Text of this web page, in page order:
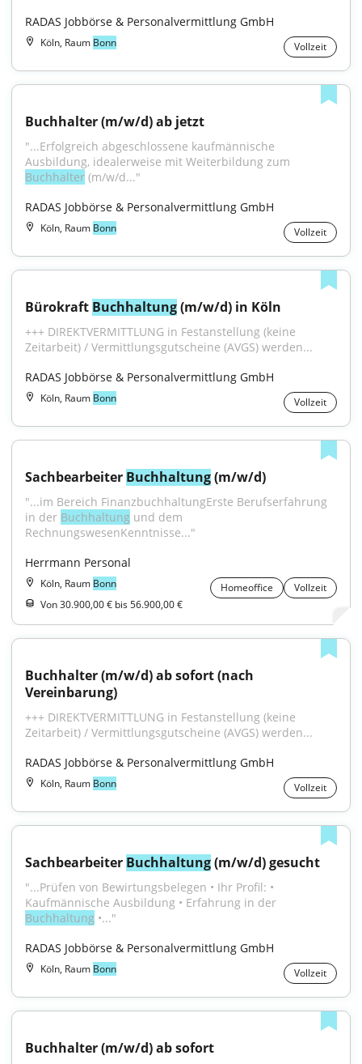
RADAS Jobbörse & Personalvermittlung GmbH
Köln, Raum Bonn Vollzeit
Buchhalter (m/w/d) ab jetzt
"...Erfolgreich abgeschlossene kaufmännische
Buchhalter (m/w/d..."
RADAS Jobbörse & Personalvermittlung GmbH
Köln, Raum Bonn Vollzeit
Bürokraft Buchhaltung (m/w/d) in Köln
+++ DIREKTVERMITTLUNG in Festanstellung (keine
Zeitarbeit) / Vermittlungsgutscheine (AVGS) werden...
RADAS Jobbörse & Personalvermittlung GmbH
Köln, Raum Bonn Vollzeit
Sachbearbeiter Buchhaltung (m/w/d)
"...im Bereich FinanzbuchhaltungErste Berufserfahrung
in der Buchhaltung und dem
RechnungswesenKenntnisse..."
Herrmann Personal
Köln, Raum Bonn Homeoffice
Vollzeit
Von 30.900,00 € bis 56.900,00 €
Buchhalter (m/w/d) ab sofort (nach
Vereinbarung)
+++ DIREKTVERMITTLUNG in Festanstellung (keine
Zeitarbeit) / Vermittlungsgutscheine (AVGS) werden...
RADAS Jobbörse & Personalvermittlung GmbH
Köln, Raum Bonn Vollzeit
Sachbearbeiter Buchhaltung (m/w/d) gesucht
"...Prüfen von Bewirtungsbelegen • Ihr Profil: •
Buchhaltung •..."
RADAS Jobbörse & Personalvermittlung GmbH
Köln, Raum Bonn Vollzeit
Buchhalter (m/w/d) ab sofort